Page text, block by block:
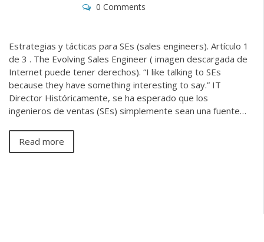
0 Comments
Estrategias y tácticas para SEs (sales engineers). Artículo 1
de 3 . The Evolving Sales Engineer ( imagen descargada de
Internet puede tener derechos). “I like talking to SEs
because they have something interesting to say.” IT
Director Históricamente, se ha esperado que los
ingenieros de ventas (SEs) simplemente sean una fuente…
Read more